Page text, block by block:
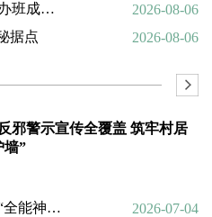
浙江义乌走读式关爱教育办班成功转化9名“全能神”“全范围教会”等邪教人员
2026-08-06
据点
2026-08-06
邪警示宣传全覆盖 筑牢村居
墙”
希腊事实核查平台披露：“全能神”邪教借AI技术向欧洲渗透
2026-07-04